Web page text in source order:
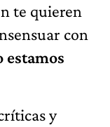
te quieren
con
estamos
y